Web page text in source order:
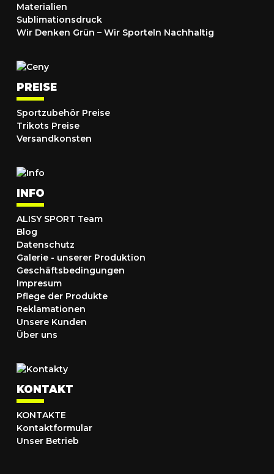
Materialien
Sublimationsdruck
Wir Denken Grün – Wir Sporteln Nachhaltig
PREISE
Sportzubehör Preise
Trikots Preise
Versandkonsten
INFO
ALISY SPORT Team
Blog
Datenschutz
Galerie - unserer Produktion
Geschäftsbedingungen
Impresum
Pflege der Produkte
Reklamationen
Unsere Kunden
Über uns
KONTAKT
KONTAKTE
Kontaktformular
Unser Betrieb